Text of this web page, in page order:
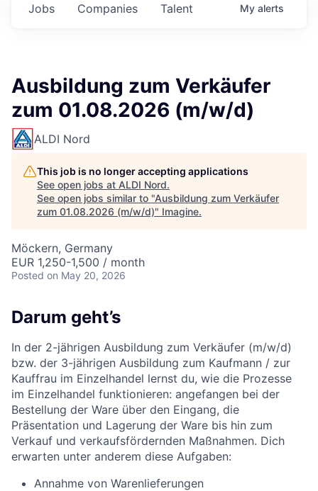
Jobs Companies Talent My alerts
Ausbildung zum Verkäufer
zum 01.08.2026 (m/w/d)
ALDI Nord
This job is no longer accepting applications
See open jobs at ALDI Nord.
See open jobs similar to "Ausbildung zum Verkäufer
zum 01.08.2026 (m/w/d)" Imagine.
Möckern, Germany
EUR 1,250-1,500 / month
Posted on May 20, 2026
Darum geht’s
In der 2-jährigen Ausbildung zum Verkäufer (m/w/d)
bzw. der 3-jährigen Ausbildung zum Kaufmann / zur
Kauffrau im Einzelhandel lernst du, wie die Prozesse
im Einzelhandel funktionieren: angefangen bei der
Bestellung der Ware über den Eingang, die
Präsentation und Lagerung der Ware bis hin zum
Verkauf und verkaufsfördernden Maßnahmen. Dich
erwarten unter anderem diese Aufgaben:
Annahme von Warenlieferungen